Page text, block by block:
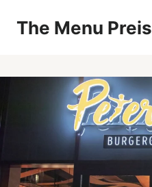
InhaltThe Menu Preis